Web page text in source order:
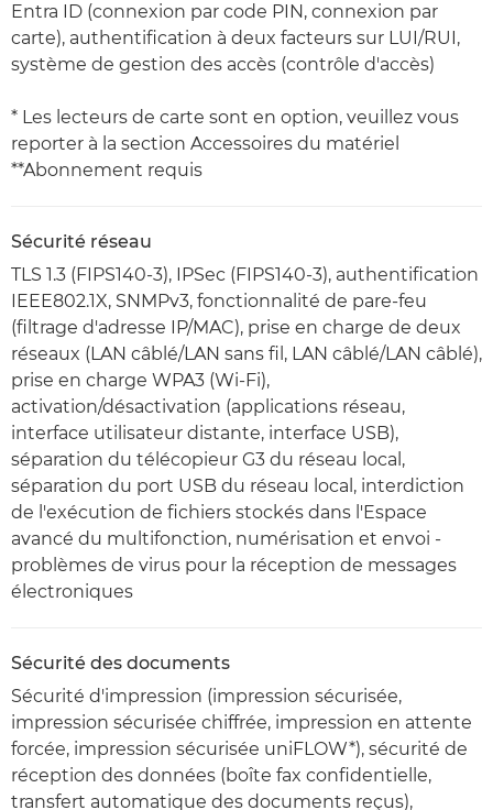
Entra ID (connexion par code PIN, connexion par
carte), authentification à deux facteurs sur LUI/RUI,
système de gestion des accès (contrôle d'accès)
* Les lecteurs de carte sont en option, veuillez vous
reporter à la section Accessoires du matériel
**Abonnement requis
Sécurité réseau
TLS 1.3 (FIPS140-3), IPSec (FIPS140-3), authentification
IEEE802.1X, SNMPv3, fonctionnalité de pare-feu
(filtrage d'adresse IP/MAC), prise en charge de deux
réseaux (LAN câblé/LAN sans fil, LAN câblé/LAN câblé),
prise en charge WPA3 (Wi-Fi),
activation/désactivation (applications réseau,
interface utilisateur distante, interface USB),
séparation du télécopieur G3 du réseau local,
séparation du port USB du réseau local, interdiction
de l'exécution de fichiers stockés dans l'Espace
avancé du multifonction, numérisation et envoi -
problèmes de virus pour la réception de messages
électroniques
Sécurité des documents
Sécurité d'impression (impression sécurisée,
impression sécurisée chiffrée, impression en attente
forcée, impression sécurisée uniFLOW*), sécurité de
réception des données (boîte fax confidentielle,
transfert automatique des documents reçus),